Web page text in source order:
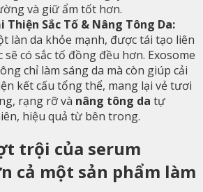
và giữ ẩm tốt hơn.
Thiện Sắc Tố & Nâng Tông Da:
làn da khỏe mạnh, được tái tạo liên
sẽ có sắc tố đồng đều hơn. Exosome
chỉ làm sáng da mà còn giúp cải
kết cấu tổng thể, mang lại vẻ tươi
rạng rỡ và nâng tông da tự
hiệu quả từ bên trong.
trội của serum
cả một sản phẩm làm